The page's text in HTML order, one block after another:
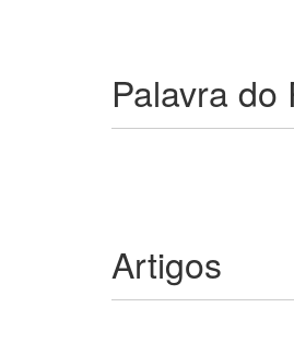
Palavra do
Artigos